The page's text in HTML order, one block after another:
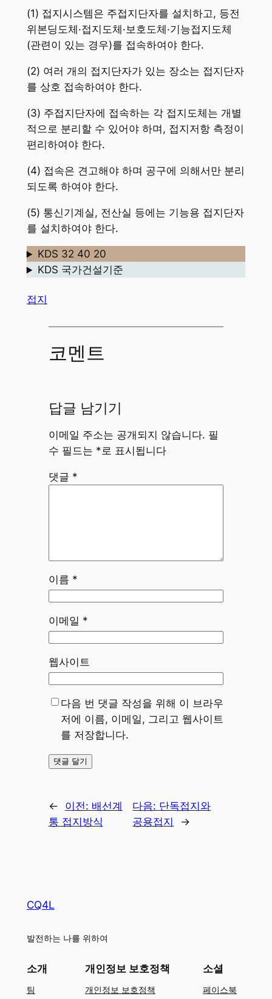
(1) 접지시스템은 주접지단자를 설치하고, 등전
위본딩도체·접지도체·보호도체·기능접지도체
(관련이 있는 경우)를 접속하여야 한다.
(2) 여러 개의 접지단자가 있는 장소는 접지단자
를 상호 접속하여야 한다.
(3) 주접지단자에 접속하는 각 접지도체는 개별
적으로 분리할 수 있어야 하며, 접지저항 측정이
편리하여야 한다.
(4) 접속은 견고해야 하며 공구에 의해서만 분리
되도록 하여야 한다.
(5) 통신기계실, 전산실 등에는 기능용 접지단자
를 설치하여야 한다.
KDS 32 40 20
KDS 국가건설기준
접지
코멘트
답글 남기기
이메일 주소는 공개되지 않습니다. 필
수 필드는 * 로 표시됩니다
댓글 *
이름 *
이메일 *
웹사이트
다음 번 댓글 작성을 위해 이 브라우
저에 이름, 이메일, 그리고 웹사이트
를 저장합니다.
← 이전: 배선계
통 접지방식
다음: 단독접지와
공용접지
→
CQ4L
발전하는 나를 위하여
소개
팀
개인정보 보호정책
개인정보 보호정책
소셜
페이스북